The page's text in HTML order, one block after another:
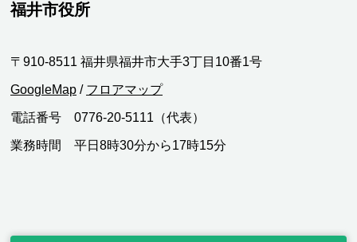
福井市役所
〒910-8511 福井県福井市大手3丁目10番1号
GoogleMap / フロアマップ
電話番号 0776-20-5111（代表）
業務時間 平日8時30分から17時15分